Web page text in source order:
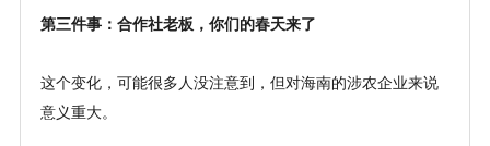
第三件事：合作社老板，你们的春天来了
这个变化，可能很多人没注意到，但对海南的涉农企业来说
意义重大。